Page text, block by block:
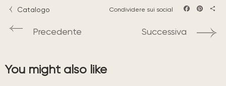
Catalogo Condividere sui social
Precedente Successiva
You might also like